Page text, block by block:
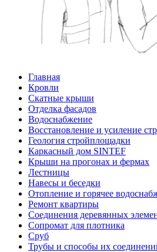
Главная
Кровли
Скатные крыши
Отделка фасадов
Водоснабжение
Восстановление и усиление
Геология стройплощадки
Каркасный дом SINTEF
Крыши на прогонах и фермах
Лестницы
Навесы и беседки
Отопление и горячее
Ремонт квартиры
Соединения деревянных
Сопромат для плотника
Сруб
Трубы и способы их